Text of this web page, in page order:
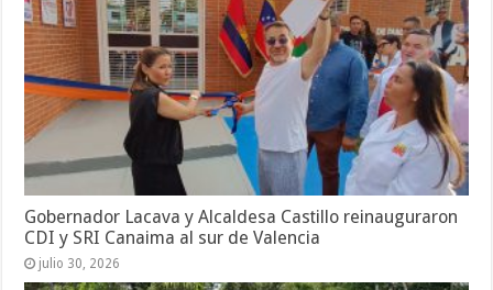
Gobernador Lacava y Alcaldesa Castillo reinauguraron
CDI y SRI Canaima al sur de Valencia
julio 30, 2026